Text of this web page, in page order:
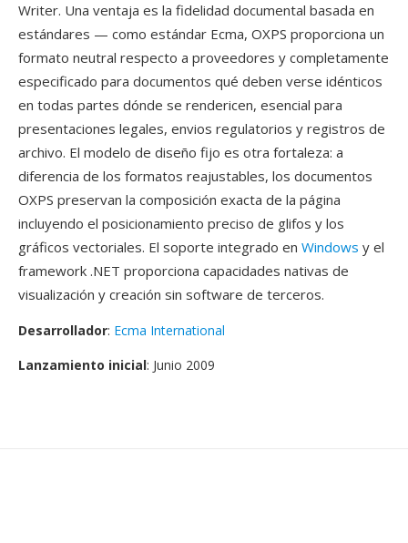
Writer. Una ventaja es la fidelidad documental basada en
estándares — como estándar Ecma, OXPS proporciona un
formato neutral respecto a proveedores y completamente
especificado para documentos qué deben verse idénticos
en todas partes dónde se rendericen, esencial para
presentaciones legales, envios regulatorios y registros de
archivo. El modelo de diseño fijo es otra fortaleza: a
diferencia de los formatos reajustables, los documentos
OXPS preservan la composición exacta de la página
incluyendo el posicionamiento preciso de glifos y los
gráficos vectoriales. El soporte integrado en Windows y el
framework .NET proporciona capacidades nativas de
visualización y creación sin software de terceros.
Desarrollador: Ecma International
Lanzamiento inicial: Junio 2009